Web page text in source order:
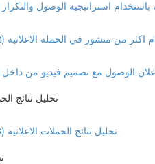
استراتيجية الوصول والتكرار
من منشور في الحملة الاعلانية (12:32)
الوصول مع تصميم فيديو من داخل
تحليل نتائج
تحليل نتائج الحملات الاعلانية (16:48)